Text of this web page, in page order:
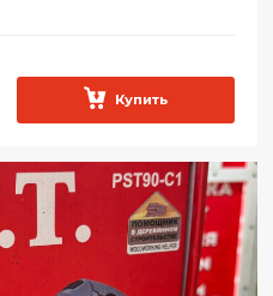
Купить